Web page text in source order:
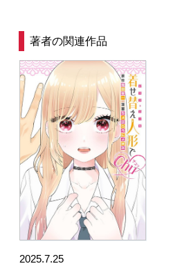
著者の関連作品
2025.7.25